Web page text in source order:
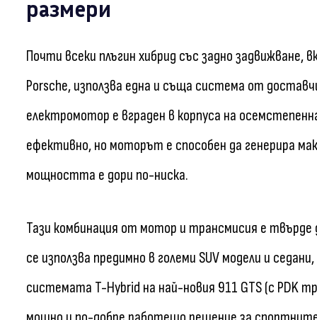
размери
Почти всеки плъгин хибрид със задно задвижване,
Porsche, използва една и съща система от
електромотор е вграден в корпуса на
ефективно, но моторът е способен да генерира
мощността е дори по-ниска.
Тази комбинация от мотор и трансмисия е
се използва предимно в големи SUV модели и
системата T-Hybrid на най-новия 911 GTS (с PDK